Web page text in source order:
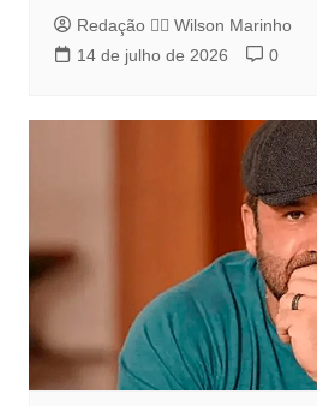
Redação 👨‍⚖️​ Wilson Marinho
14 de julho de 2026
0